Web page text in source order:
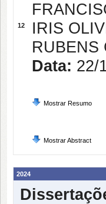
12
IRIS
RUBENS
Data: 22/
Mostrar Resumo
Mostrar Abstract
2024